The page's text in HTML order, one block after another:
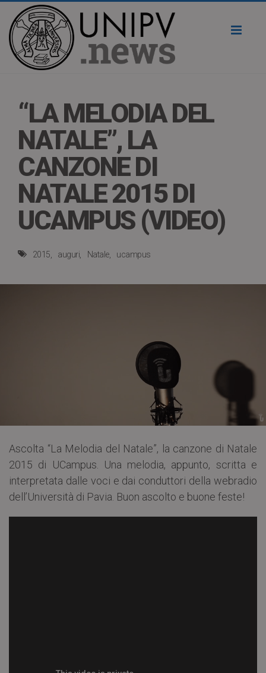
“LA MELODIA DEL
NATALE”, LA
CANZONE DI
NATALE 2015 DI
UCAMPUS (VIDEO)
2015 auguri Natale ucampus
Ascolta “La Melodia del Natale”, la canzone di Natale
2015 di UCampus. Una melodia, appunto, scritta e
interpretata dalle voci e dai conduttori della webradio
dell’Università di Pavia. Buon ascolto e buone feste!